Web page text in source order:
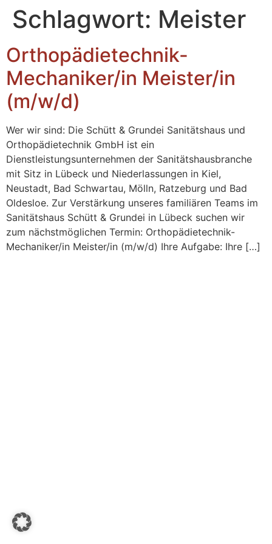
springen
Schlagwort: Meister
Orthopädietechnik-
Mechaniker/in Meister/in
(m/w/d)
Wer wir sind: Die Schütt & Grundei Sanitätshaus und
Orthopädietechnik GmbH ist ein
Dienstleistungsunternehmen der Sanitätshausbranche
mit Sitz in Lübeck und Niederlassungen in Kiel,
Neustadt, Bad Schwartau, Mölln, Ratzeburg und Bad
Oldesloe. Zur Verstärkung unseres familiären Teams im
Sanitätshaus Schütt & Grundei in Lübeck suchen wir
zum nächstmöglichen Termin: Orthopädietechnik-
Mechaniker/in Meister/in (m/w/d) Ihre Aufgabe: Ihre […]